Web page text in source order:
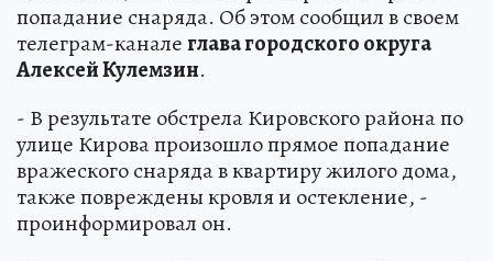
попадание снаряда. Об этом сообщил в своем
телеграм-каналеглава городского округа
Алексей Кулемзин.
- В результате обстрела Кировского района по
улице Кирова произошло прямое попадание
вражеского снаряда в квартиру жилого дома,
также повреждены кровля и остекление, -
проинформировал он.